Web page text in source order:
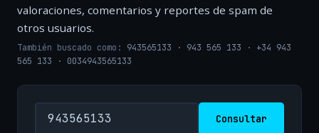
valoraciones, comentarios y reportes de spam de
otros usuarios.
También buscado como: 943565133 · 943 565 133 · +34 943
565 133 · 0034943565133
Consultar